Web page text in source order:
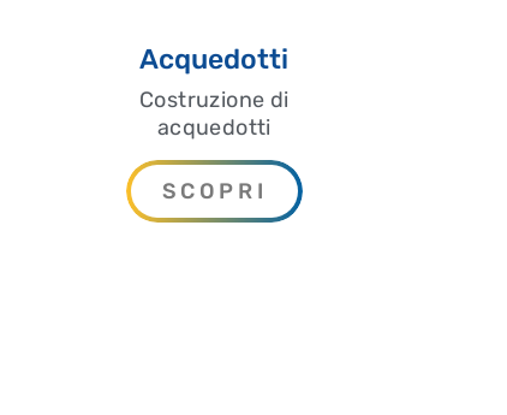
Acquedotti
Costruzione di
acquedotti
SCOPRI